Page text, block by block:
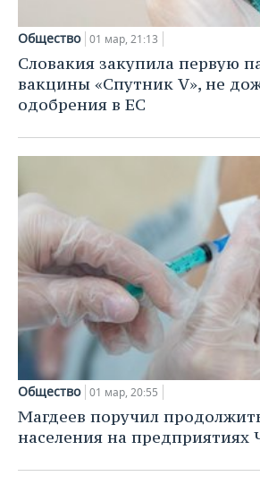
Общество 01 мар, 21:13
Словакия закупила первую
вакцины «Спутник V», не
одобрения в ЕС
Общество 01 мар, 20:55
Магдеев поручил
населения на предприятиях